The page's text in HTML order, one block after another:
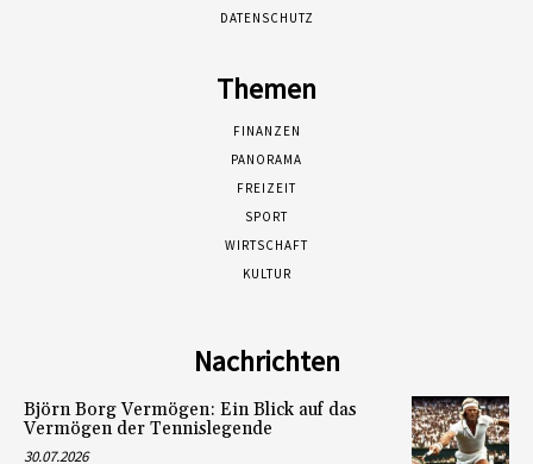
DATENSCHUTZ
Themen
FINANZEN
PANORAMA
FREIZEIT
SPORT
WIRTSCHAFT
KULTUR
Nachrichten
Björn Borg Vermögen: Ein Blick auf das
Vermögen der Tennislegende
30.07.2026